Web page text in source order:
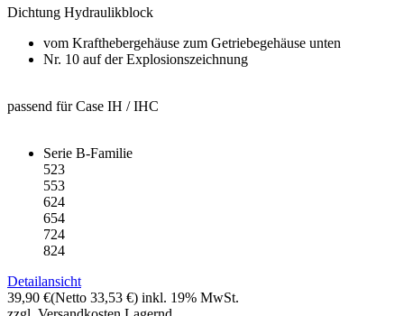
Dichtung Hydraulikblock
vom Krafthebergehäuse zum Getriebegehäuse unten
Nr. 10 auf der Explosionszeichnung
passend für Case IH / IHC
Serie B-Familie
523
553
624
654
724
824
Detailansicht
39,90 €(Netto 33,53 €) inkl. 19% MwSt.